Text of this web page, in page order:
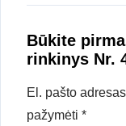
Būkite
rinkinys Nr.
El. pašto
pažymėti *